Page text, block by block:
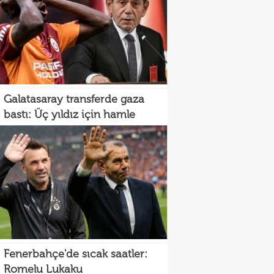
Galatasaray transferde gaza
bastı: Üç yıldız için hamle
Fenerbahçe'de sıcak saatler:
Romelu Lukaku